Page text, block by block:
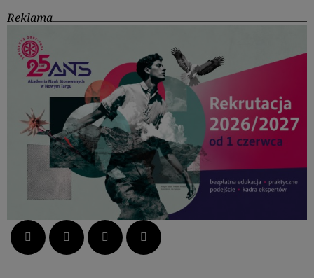
Reklama
Facebook Twitter LinkedIn Pinterest